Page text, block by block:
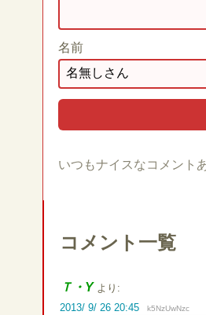
名前
いつもナイスなコメント
コメント一覧
Ｔ・Y より:
2013/ 9/ 26 20:45
k5NzUwNzc